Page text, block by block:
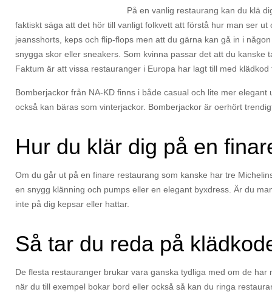
På en vanlig restaurang kan du klä
faktiskt säga att det hör till vanligt folkvett att förstå hur man ser
jeansshorts, keps och flip-flops men att du gärna kan gå in i
snygga skor eller sneakers. Som kvinna passar det att du
Faktum är att vissa restauranger i Europa har lagt till med
Bomberjackor från NA-KD finns i både casual och lite mer
också kan bäras som vinterjackor. Bomberjackor är oerhört
Hur du klär dig på en
Om du går ut på en finare restaurang som kanske har tre
en snygg klänning och pumps eller en elegant byxdress. Är du
inte på dig kepsar eller hattar.
Så tar du reda på
De flesta restauranger brukar vara ganska tydliga med om de
när du till exempel bokar bord eller också så kan du ringa